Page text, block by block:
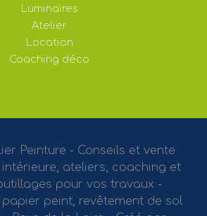
Luminaires
Atelier
Location
Coaching déco
Peinture - Conseils et vente
ateliers, coaching et
pour vos travaux -
papier peint, revêtement de sol